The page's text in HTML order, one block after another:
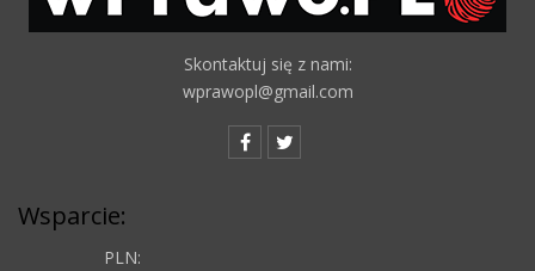
Skontaktuj się z nami:
wprawopl@gmail.com
Wsparcie:
PLN: